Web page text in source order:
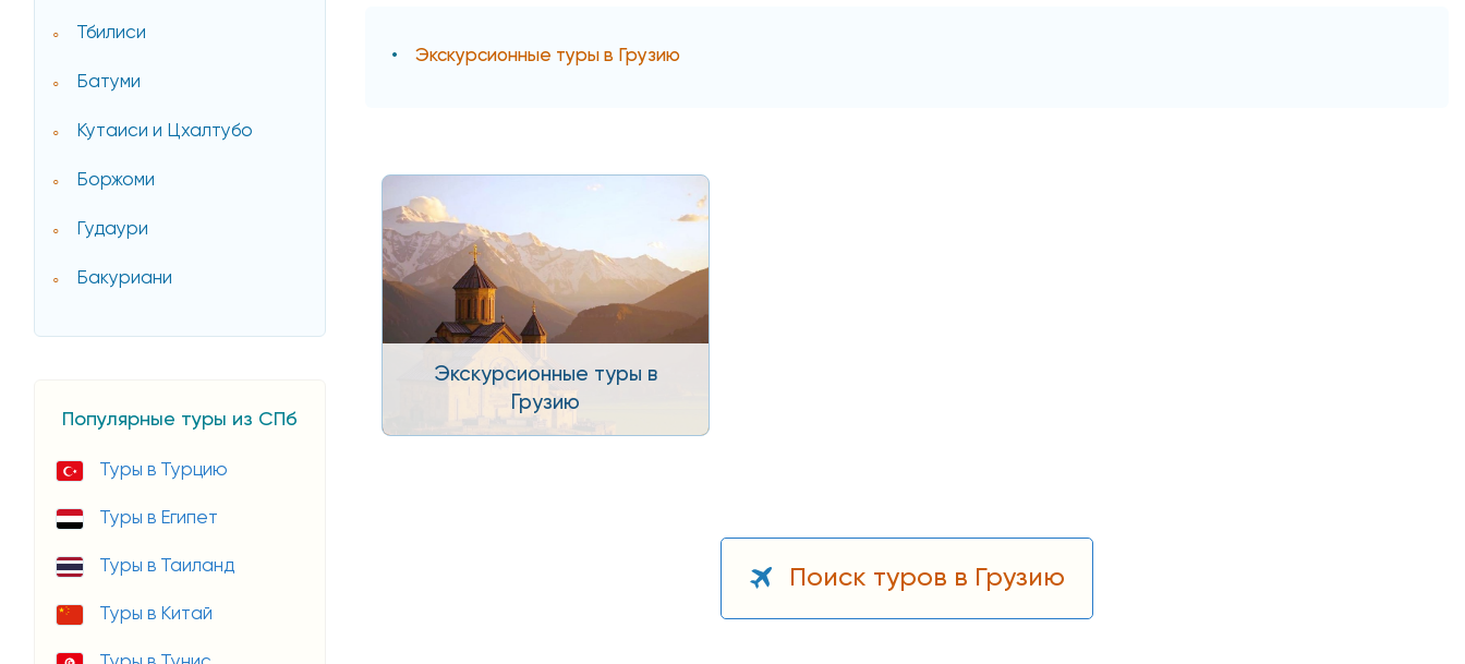
Тбилиси
Батуми
Кутаиси и Цхалтубо
Боржоми
Гудаури
Бакуриани
Популярные туры из СПб
Туры в Турцию
Туры в Египет
Туры в Таиланд
Туры в Китай
Экскурсионные туры в Грузию
Экскурсионные туры в
Грузию
Поиск туров в Грузию